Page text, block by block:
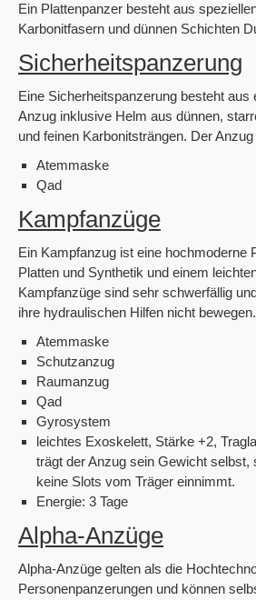
Ein Plattenpanzer besteht aus
Karbonitfasern und dünnen Schichten
Sicherheitspanzerung
Eine Sicherheitspanzerung besteht aus
Anzug inklusive Helm aus dünnen,
und feinen Karbonitsträngen. Der Anzug
Atemmaske
Qad
Kampfanzüge
Ein Kampfanzug ist eine hochmoderne
Platten und Synthetik und einem
Kampfanzüge sind sehr schwerfällig
ihre hydraulischen Hilfen nicht
Atemmaske
Schutzanzug
Raumanzug
Qad
Gyrosystem
leichtes Exoskelett, Stärke +2,
trägt der Anzug sein Gewicht selbst,
keine Slots vom Träger einnimmt.
Energie: 3 Tage
Alpha-Anzüge
Alpha-Anzüge gelten als die
Personenpanzerungen und können